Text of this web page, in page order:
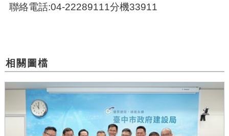
聯絡電話:04-22289111分機33911
相關圖檔